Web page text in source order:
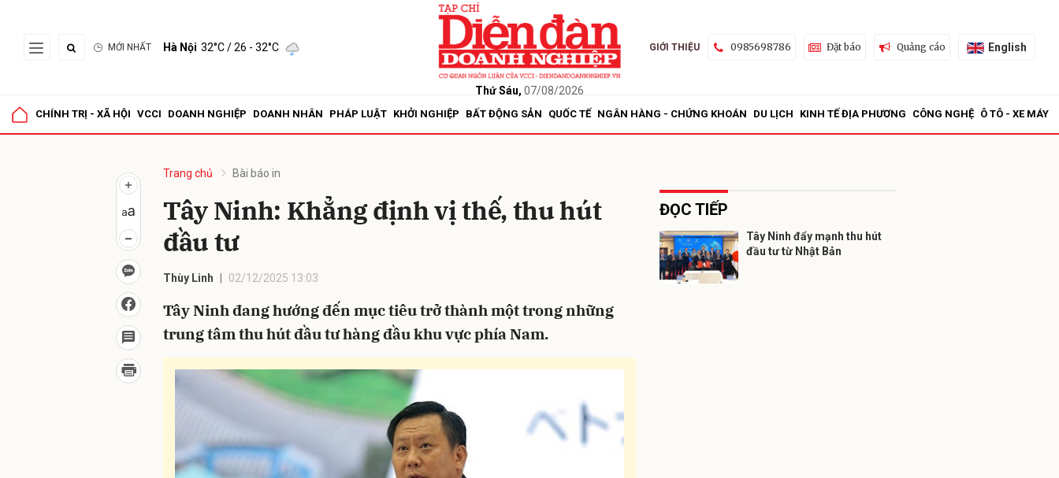
MỚI NHẤT Hà Nội 32°C/ 26 - 32°C
Thứ Sáu, 07/08/2026
GIỚI THIỆU 0985698786 Đặt báo Quảng cáo English
CHÍNH TRỊ - XÃ HỘI VCCI DOANH NGHIỆP DOANH NHÂN PHÁP LUẬT KHỞI NGHIỆP BẤT ĐỘNG SẢN QUỐC TẾ NGÂN HÀNG - CHỨNG KHOÁN DU LỊCH KINH TẾ ĐỊA PHƯƠNG CÔNG NGHỆ Ô TÔ - XE MÁY
Trang chủ Bài báo in
Tây Ninh: Khẳng định vị thế, thu hút
đầu tư
Thùy Linh 02/12/2025 13:03
Tây Ninh đang hướng đến mục tiêu trở thành một trong những
trung tâm thu hút đầu tư hàng đầu khu vực phía Nam.
ĐỌC TIẾP
Tây Ninh đẩy mạnh thu hút
đầu tư từ Nhật Bản
Gửi